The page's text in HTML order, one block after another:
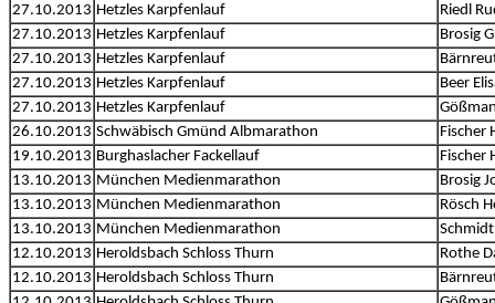
27.10.2013 Hetzles Karpfenlauf
Riedl
27.10.2013 Hetzles Karpfenlauf
Brosig
27.10.2013 Hetzles Karpfenlauf
27.10.2013 Hetzles Karpfenlauf
Beer
27.10.2013 Hetzles Karpfenlauf
26.10.2013 Schwäbisch Gmünd Albmarathon
Fischer
19.10.2013 Burghaslacher Fackellauf
Fischer
13.10.2013 München Medienmarathon
Brosig
13.10.2013 München Medienmarathon
Rösch
13.10.2013 München Medienmarathon
12.10.2013 Heroldsbach Schloss Thurn
Rothe
12.10.2013 Heroldsbach Schloss Thurn